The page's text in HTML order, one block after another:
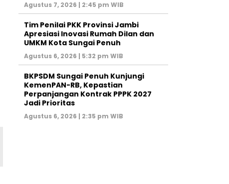
Agustus 7, 2026 | 2:45 pm WIB
Tim Penilai PKK Provinsi Jambi
Apresiasi Inovasi Rumah Dilan dan
UMKM Kota Sungai Penuh
Agustus 6, 2026 | 5:32 pm WIB
BKPSDM Sungai Penuh Kunjungi
KemenPAN-RB, Kepastian
Perpanjangan Kontrak PPPK 2027
Jadi Prioritas
Agustus 6, 2026 | 2:35 pm WIB